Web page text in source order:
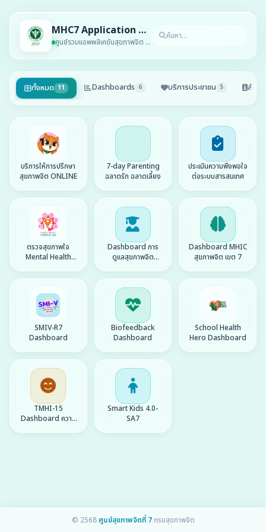
MHC7 Application Center
ศูนย์รวมแอพพลิเคชันสุขภาพจิต เขต 7
ทั้งหมด 11 Dashboards 6 บริการประชาชน 5 สำห
บริการให้การปรึกษา
สุขภาพจิต ONLINE
7-day Parenting
ฉลาดรัก ฉลาดเลี้ยง
ประเมินความพึงพอใจ
ต่อระบบสารสนเทศ
ตรวจสุขภาพใจ
Mental Health
Dashboard การ
ดูแลสุขภาพจิต
Dashboard MHIC
สุขภาพจิต เขต 7
SMIV-R7
Dashboard
Biofeedback
Dashboard
School Health
Hero Dashboard
TMHI-15
Dashboard ความ
Smart Kids 4.0-
SA7
© 2568 ศูนย์สุขภาพจิตที่ 7 กรมสุขภาพจิต